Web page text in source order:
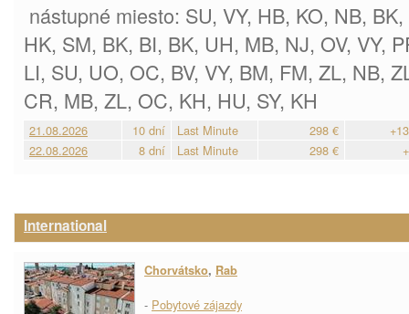
nástupné miesto: SU, VY, HB, KO, NB,
HK, SM, BK, BI, BK, UH, MB, NJ, OV, VY,
LI, SU, UO, OC, BV, VY, BM, FM, ZL, NB,
CR, MB, ZL, OC, KH, HU, SY, KH
21.08.2026 10 dní Last Minute 298 €
22.08.2026
8 dní Last Minute 298 €
International
Chorvátsko, Rab
- Pobytové zájazdy